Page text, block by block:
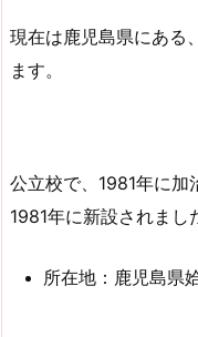
現在は鹿児島県にある
ます。
公立校で、1981年に加
1981年に新設されまし
所在地：鹿児島県